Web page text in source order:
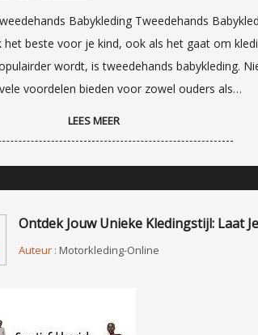
Babykleding Tweedehands
het beste voor je kind, ook als het gaat om
wordt, is tweedehands babykleding.
voordelen bieden voor zowel ouders als…
LEES MEER
Ontdek Jouw Unieke Kledingstijl: Laat
Auteur : Motorkleding-Online